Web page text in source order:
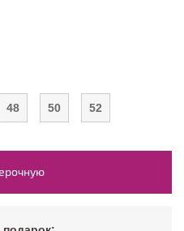
48 50 52